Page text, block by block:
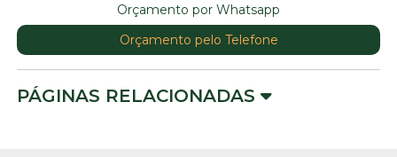
Orçamento por Whatsapp
Orçamento pelo Telefone
PÁGINAS RELACIONADAS